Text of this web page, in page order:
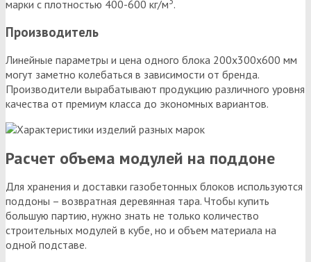
марки c плотностью 400-600 кг/м .
Производитель
Линейные параметры и цена одного блока 200х300х600 мм
могут заметно колебаться в зависимости от бренда.
Производители вырабатывают продукцию различного уровня
качества от премиум класса до экономных вариантов.
Расчет объема модулей на поддоне
Для хранения и доставки газобетонных блоков используются
поддоны – возвратная деревянная тара. Чтобы купить
большую партию, нужно знать не только количество
строительных модулей в кубе, но и объем материала на
одной подставе.